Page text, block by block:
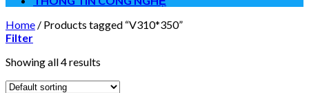
Home / Products tagged “V310*350”
Filter
Showing all 4 results